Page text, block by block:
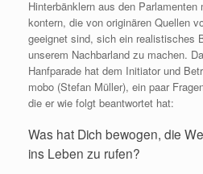
Hinterbänklern aus den
kontern, die von originären Quellen
geeignet sind, sich ein realistisches
unserem Nachbarland zu machen.
Hanfparade hat dem Initiator und
mobo (Stefan Müller), ein paar
die er wie folgt beantwortet hat:
Was hat Dich bewogen, die
ins Leben zu rufen?